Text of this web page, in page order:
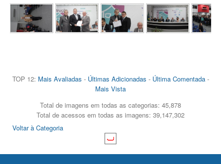
TOP 12: Mais Avaliadas - Últimas Adicionadas - Última Comentada-
Mais Vista
Total de imagens em todas as categorias: 45,878
Total de acessos em todas as imagens: 39,147,302
Voltar à Categoria